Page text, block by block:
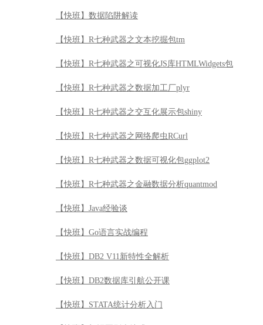
【快班】R七种武器之网络爬虫RCurl
【快班】R七种武器之数据可视化包ggplot2
【快班】R七种武器之金融数据分析quantmod
【快班】Java经验谈
【快班】Go语言实战编程
【快班】DB2 V11新特性全解析
【快班】DB2数据库引航公开课
【快班】STATA统计分析入门
【快班】初识正则表达式
【快班】perl语言入门
【快班】Scala语言入门
【快班】Spark企业级大数据项目实战
【快班】数据库引擎与SQL优化器开发